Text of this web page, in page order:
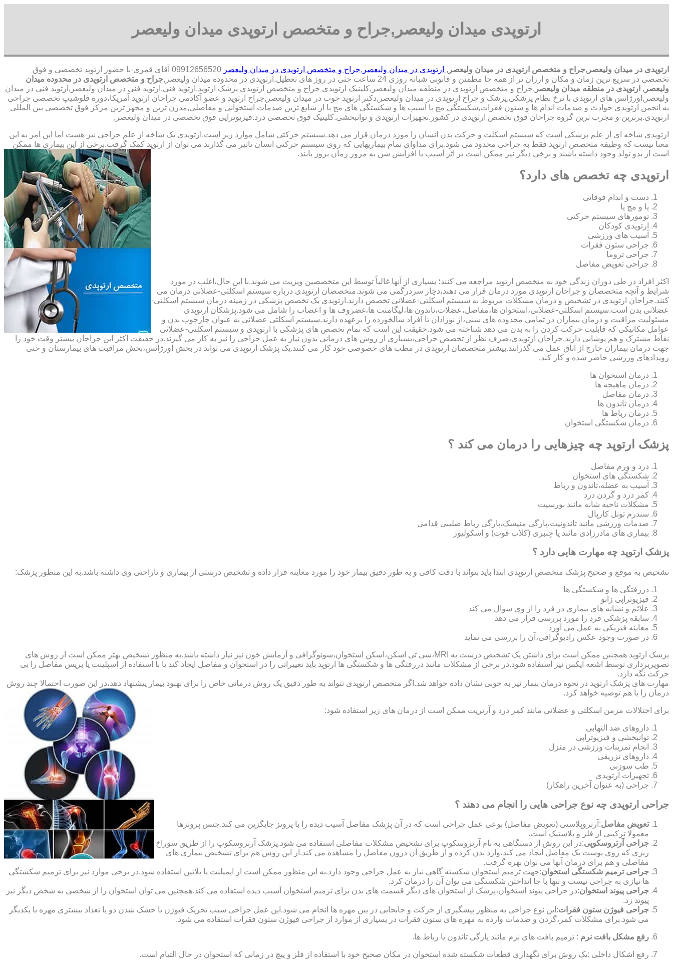
ارتوپدی میدان ولیعصر,جراح و متخصص ارتوپدی میدان ولیعصر
ارتوپدی در میدان ولیعصر ,جراح و متخصص ارتوپدی در میدان ولیعصر , ارتوپدی در میدان ولیعصر ,جراح و متخصص ارتوپدی در میدان ولیعصر
09912656520 آقای قمری-با حضور ارتوپد تخصصی و فوق
تخصصی در سریع ترین زمان و مکان و ارزان تر از همه جا مطمئن و قانونی شبانه روزی 24 ساعت حتی در روز های تعطیل,ارتوپدی در محدوده میدان ولیعصر,
جراح و متخصص ارتوپدی در محدوده میدان
ولیعصر , ارتوپدی در منطقه میدان ولیعصر ,جراح و متخصص ارتوپدی در منطقه میدان ولیعصر,کلینیک ارتوپدی جراح و متخصص ارتوپدی پزشک ارتوپد,ارتوپد فنی,ارتوپد فنی در میدان ولیعصر,ارتوپد فنی در میدان
ولیعصر,اورژانس های ارتوپدی با نرخ نظام پزشکی,پزشک و جراح ارتوپدی در میدان ولیعصر,دکتر ارتوپد خوب در میدان ولیعصر,جراح ارتوپد و عضو آکادمی جراحان ارتوپد آمریکا،دوره فلوشیپ تخصصی جراحی
به انجمن ارتوپدی حوادث و صدمات اندام ها و ستون فقرات,شکستگی مچ پا آسیب ها و شکستگی های مچ پا از شایع ترین صدمات استخوانی و مفاصلی,مدرن ترین و مجهز ترین مرکز فوق تخصصی بین المللی
ارتوپدی.برترین ‏و ‏مجرب ‏ترین ‏گروه ‏جراحان ‏فوق ‏تخصص ‏ارتوپدی ‏در ‏کشور.تجهیزات ارتوپدی و توانبخشی.کلینیک فوق تخصصی درد.فیزیوتراپی فوق تخصصی در میدان ولیعصر,
ارتوپدی شاخه ای از علم پزشکی است که سیستم اسکلت و حرکت بدن انسان را مورد درمان قرار می دهد.سیستم حرکتی شامل موارد زیر است.ارتوپدی یک شاخه از علم جراحی نیز هست اما این امر به این
معنا نیست که وظیفه متخصص ارتوپد فقط به جراحی محدود می شود.برای مداوای تمام بیماریهایی که روی سیستم حرکتی انسان تاثیر می گذارند می توان از ارتوپد کمک گرفت.برخی از این بیماری ها ممکن
است از بدو تولد وجود داشته باشند و برخی دیگر نیز ممکن است بر اثر آسیب یا افزایش سن به مرور زمان بروز یابند.
ارتوپدی چه تخصص های دارد؟
دست و اندام فوقانی
پا و مچ پا
تومورهای سیستم حرکتی
ارتوپدی کودکان
آسیب های ورزشی
جراحی ستون فقرات
جراحی تروما
جراحی تعویض مفاصل
اکثر افراد در طی دوران زندگی خود به متخصص ارتوپد مراجعه می کنند؛ بسیاری از آنها غالباً توسط این متخصصین ویزیت می شوند.با این حال،اغلب در مورد
شرایط و آنچه متخصصان و جراحان ارتوپدی مورد درمان قرار می دهند،دچار سردرگمی می شوند.متخصصان ارتوپدی درباره سیستم اسکلتی-عضلانی درمان می
کنند.جراحان ارتوپدی در تشخیص و درمان مشکلات مربوط به سیستم اسکلتی-عضلانی تخصص دارند.ارتوپدی یک تخصص پزشکی در زمینه درمان سیستم اسکلتی-
عضلانی بدن است.سیستم اسکلتی-عضلانی،استخوان ها،مفاصل،عضلات،تاندون ها،لیگامنت ها،غضروف ها و اعصاب را شامل می شود.پزشکان ارتوپدی
مسئولیت مراقبت و درمان بیماران در تمامی محدوده های سنی،از نوزادان تا افراد سالخورده را برعهده دارند.سیستم اسکلتی عضلانی به عنوان چارچوب بدن و
عوامل مکانیکی که قابلیت حرکت کردن را به بدن می دهد شناخته می شود.حقیقت این است که تمام تخصص های پزشکی با ارتوپدی و سیستم اسکلتی-عضلانی
نقاط مشترک و هم پوشانی دارند.جراحان ارتوپدی،صرف نظر از تخصص جراحی،بسیاری از روش های درمانی بدون نیاز به عمل جراحی را نیز به کار می گیرند.در حقیقت اکثر این جراحان بیشتر وقت خود را
جهت درمان بیماران خارج از اتاق عمل می گذرانند.بیشتر متخصصان ارتوپدی در مطب های خصوصی خود کار می کنند.یک پزشک ارتوپدی می تواند در بخش اورژانس،بخش مراقبت های بیمارستان و حتی
رویدادهای ورزشی حاضر شده و کار کند.
درمان استخوان ها
درمان ماهیچه ها
درمان مفاصل
درمان تاندون ها
درمان رباط ها
درمان شکستگی استخوان
پزشک ارتوپد چه چیزهایی را درمان می کند ؟
درد و ورم مفاصل
شکستگی های استخوان
آسیب به عضله،تاندون و رباط
کمر درد و گردن درد
مشکلات ناحیه شانه مانند بورسیت
سندرم تونل کارپال
صدمات ورزشی مانند تاندونیت،پارگی منیسک،پارگی رباط صلیبی قدامی
بیماری های مادرزادی مانند پا چنبری (کلاب فوت) و اسکولیوز
پزشک ارتوپد چه مهارت هایی دارد ؟
تشخیص به موقع و صحیح پزشک متخصص ارتوپدی ابتدا باید بتواند با دقت کافی و به طور دقیق بیمار خود را مورد معاینه قرار داده و تشخیص درستی از بیماری و ناراحتی وی داشته باشد.به این منظور پزشک:
دررفتگی ها و شکستگی ها
فیزیوتراپی زانو
علائم و نشانه های بیماری در فرد را از وی سوال می کند
سابقه پزشکی فرد را مورد بررسی قرار می دهد
معاینه فیزیکی به عمل می آورد
در صورت وجود عکس رادیوگرافی،آن را بررسی می‎ نماید
پزشک ارتوپد همچنین ممکن است برای داشتن یک تشخیص درست به MRI،سی تی اسکن،اسکن استخوان،سونوگرافی و آزمایش خون نیز نیاز داشته باشد.به منظور تشخیص بهتر ممکن است از روش های
تصویربرداری توسط اشعه ایکس نیز استفاده شود.در برخی از مشکلات مانند دررفتگی ها و شکستگی ها ارتوپد باید تغییراتی را در استخوان و مفاصل ایجاد کند یا با استفاده از اسپلینت یا بریس مفاصل را بی
حرکت نگه دارد.
مهارت های پزشک ارتوپد در نحوه درمان بیمار نیز به خوبی نشان داده خواهد شد.اگر متخصص ارتوپدی نتواند به طور دقیق یک روش درمانی خاص را برای بهبود بیمار پیشنهاد دهد،در این صورت احتمالا چند روش
درمان را با هم توصیه خواهد کرد.
برای اختلالات مزمن اسکلتی و عضلانی مانند کمر درد و آرتریت ممکن است از درمان های زیر استفاده شود:
داروهای ضد التهابی
توانبخشی و فیزیوتراپی
انجام تمرینات ورزشی در منزل
داروهای تزریقی
طب سوزنی
تجهیزات ارتوپدی
جراحی (به عنوان آخرین راهکار)
جراحی ارتوپدی چه نوع جراحی هایی را انجام می دهند ؟
تعویض مفاصل:آرتروپلاستی (تعویض مفاصل) نوعی عمل جراحی است که در آن پزشک مفاصل آسیب دیده را با پروتز جایگزین می کند.جنس پروتزها
معمولا ترکیبی از فلز و پلاستیک است.
جراحی آرتروسکوپی:در این روش از دستگاهی به نام آرتروسکوپ برای تشخیص مشکلات مفاصلی استفاده می شود.پزشک آرتروسکوپ را از طریق سوراخ
ریزی که روی پوست یک مفاصل ایجاد می کند،وارد بدن کرده و از طریق آن درون مفاصل را مشاهده می کند.از این روش هم برای تشخیص بیماری های
مفاصلی و هم برای درمان آنها می توان بهره گرفت.
جراحی ترمیم شکستگی استخوان:جهت ترمیم استخوان شکسته گاهی نیاز به عمل جراحی وجود دارد.به این منظور ممکن است از ایمپلنت یا پلاتین استفاده شود.در برخی موارد نیز برای ترمیم شکستگی
ها نیازی به جراحی نیست و تنها با جا انداختن شکستگی می توان آن را درمان کرد.
جراحی پیوند استخوان:در جراحی پیوند استخوان،پزشک از استخوان های دیگر قسمت های بدن برای ترمیم استخوان آسیب دیده استفاده می کند.همچنین می توان استخوان را از شخصی به شخص دیگر نیز
پیوند زد.
جراحی فیوژن ستون فقرات:این نوع جراحی به منظور پیشگیری از حرکت و جابجایی در بین مهره ها انجام می شود.این عمل جراحی سبب تحریک فیوژن یا خشک شدن دو یا تعداد بیشتری مهره با یکدیگر
می شود.برای مشکلات کمر،گردن و صدمات وارده به مهره های ستون فقرات در بسیاری از موارد از جراحی فیوژن ستون فقرات استفاده می شود.
رفع مشکل بافت نرم : ترمیم بافت های نرم مانند پارگی تاندون یا رباط ها.
رفع اشکال داخلی :یک روش برای نگهداری قطعات شکسته شده استخوان در مکان صحیح خود با استفاده از فلز و پیچ در زمانی که استخوان در حال التیام است.